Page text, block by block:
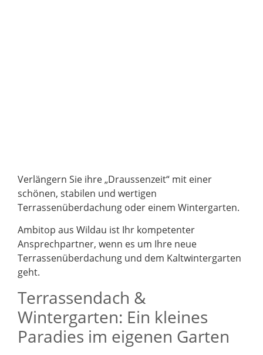
Verlängern Sie ihre „Draussenzeit“ mit einer
schönen, stabilen und wertigen
Terrassenüberdachung oder einem Wintergarten.
Ambitop aus Wildau ist Ihr kompetenter
Ansprechpartner, wenn es um Ihre neue
Terrassenüberdachung und dem Kaltwintergarten
geht.
Terrassendach &
Wintergarten: Ein kleines
Paradies im eigenen Garten